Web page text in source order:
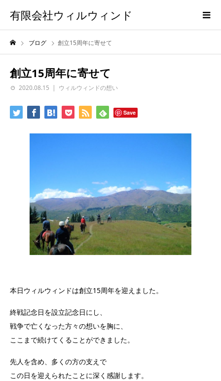
有限会社ウィルウィンド
ブログ 創立15周年に寄せて
創立15周年に寄せて
2020.08.15 ウィルウィンドの想い
Save
本日ウィルウィンドは創立15周年を迎えました。
終戦記念日を設立記念日にし、
戦争で亡くなった方々の想いを胸に、
ここまで続けてくることができました。
先人を含め、多くの方の支えで
この日を迎えられたことに深く感謝します。